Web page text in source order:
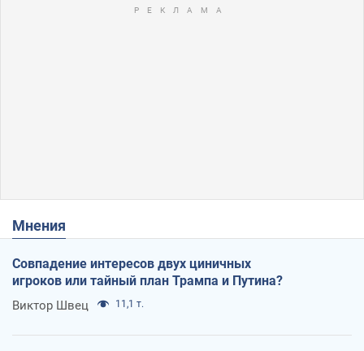
Мнения
Совпадение интересов двух циничных
игроков или тайный план Трампа и Путина?
Виктор Швец 11,1 т.